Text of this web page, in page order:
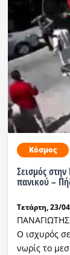
Εκπομπές
Κόσμος
Σεισμός
πανικού –
Τετάρτη, 23/
Ο ισχυρός
νωρίς το